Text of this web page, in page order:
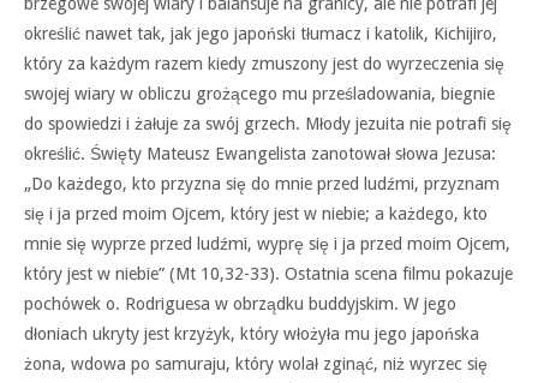
brzegowe swojej wiary i balansuje na granicy, ale nie potrafi jej
określić nawet tak, jak jego japoński tłumacz i katolik, Kichijiro,
który za każdym razem kiedy zmuszony jest do wyrzeczenia się
swojej wiary w obliczu grożącego mu prześladowania, biegnie
do spowiedzi i żałuje za swój grzech. Młody jezuita nie potrafi się
określić. Święty Mateusz Ewangelista zanotował słowa Jezusa:
„Do każdego, kto przyzna się do mnie przed ludźmi, przyznam
się i ja przed moim Ojcem, który jest w niebie; a każdego, kto
mnie się wyprze przed ludźmi, wyprę się i ja przed moim Ojcem,
który jest w niebie” (Mt 10,32-33). Ostatnia scena filmu pokazuje
pochówek o. Rodriguesa w obrządku buddyjskim. W jego
dłoniach ukryty jest krzyżyk, który włożyła mu jego japońska
żona, wdowa po samuraju, który wolał zginąć, niż wyrzec się